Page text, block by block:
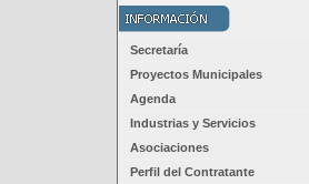
Secretaría
Proyectos Municipales
Agenda
Industrias y Servicios
Asociaciones
Perfil del Contratante